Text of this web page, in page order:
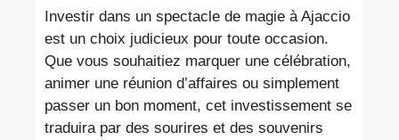
Investir dans un spectacle de magie à Ajaccio
est un choix judicieux pour toute occasion.
Que vous souhaitiez marquer une célébration,
animer une réunion d’affaires ou simplement
passer un bon moment, cet investissement se
traduira par des sourires et des souvenirs